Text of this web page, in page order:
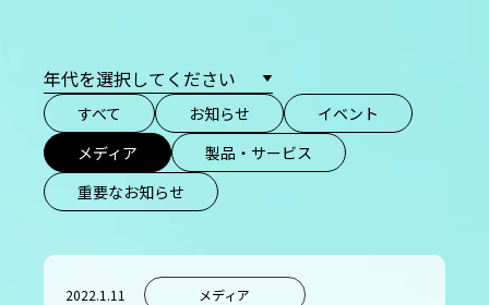
すべて お知らせ
イベント
メディア
製品・サービス
重要なお知らせ
2022.1.11 メディア